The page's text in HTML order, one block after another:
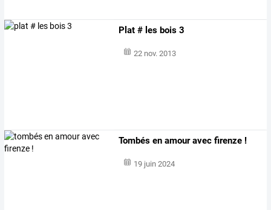
Plat # les bois 3
22 nov. 2013
Tombés en amour avec firenze !
19 juin 2024